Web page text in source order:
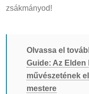
zsákmányod!
Olvassa el
Guide: Az Elden
művészetének
mestere